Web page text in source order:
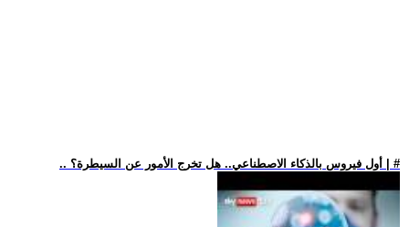
.. أول فيروس بالذكاء الاصطناعي.. هل تخرج الأمور عن السيطرة؟ | #